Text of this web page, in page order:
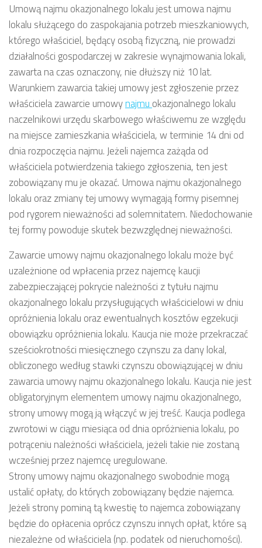
Umową najmu okazjonalnego lokalu jest umowa najmu
lokalu służącego do zaspokajania potrzeb mieszkaniowych,
którego właściciel, będący osobą fizyczną, nie prowadzi
działalności gospodarczej w zakresie wynajmowania lokali,
zawarta na czas oznaczony, nie dłuższy niż 10 lat.
Warunkiem zawarcia takiej umowy jest zgłoszenie przez
właściciela zawarcie umowynajmu okazjonalnego lokalu
naczelnikowi urzędu skarbowego właściwemu ze względu
na miejsce zamieszkania właściciela, w terminie 14 dni od
dnia rozpoczęcia najmu. Jeżeli najemca zażąda od
właściciela potwierdzenia takiego zgłoszenia, ten jest
zobowiązany mu je okazać. Umowa najmu okazjonalnego
lokalu oraz zmiany tej umowy wymagają formy pisemnej
pod rygorem nieważności ad solemnitatem. Niedochowanie
tej formy powoduje skutek bezwzględnej nieważności.
Zawarcie umowy najmu okazjonalnego lokalu może być
uzależnione od wpłacenia przez najemcę kaucji
zabezpieczającej pokrycie należności z tytułu najmu
okazjonalnego lokalu przysługujących właścicielowi w dniu
opróżnienia lokalu oraz ewentualnych kosztów egzekucji
obowiązku opróżnienia lokalu. Kaucja nie może przekraczać
sześciokrotności miesięcznego czynszu za dany lokal,
obliczonego według stawki czynszu obowiązującej w dniu
zawarcia umowy najmu okazjonalnego lokalu. Kaucja nie jest
obligatoryjnym elementem umowy najmu okazjonalnego,
strony umowy mogą ją włączyć w jej treść. Kaucja podlega
zwrotowi w ciągu miesiąca od dnia opróżnienia lokalu, po
potrąceniu należności właściciela, jeżeli takie nie zostaną
wcześniej przez najemcę uregulowane.
Strony umowy najmu okazjonalnego swobodnie mogą
ustalić opłaty, do których zobowiązany będzie najemca.
Jeżeli strony pominą tą kwestię to najemca zobowiązany
będzie do opłacenia oprócz czynszu innych opłat, które są
niezależne od właściciela (np. podatek od nieruchomości).